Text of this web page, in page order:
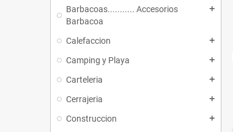
Barbacoas........... Accesorios
Barbacoa
add
Calefaccion add
Camping y Playa add
Carteleria add
Cerrajeria add
Construccion add